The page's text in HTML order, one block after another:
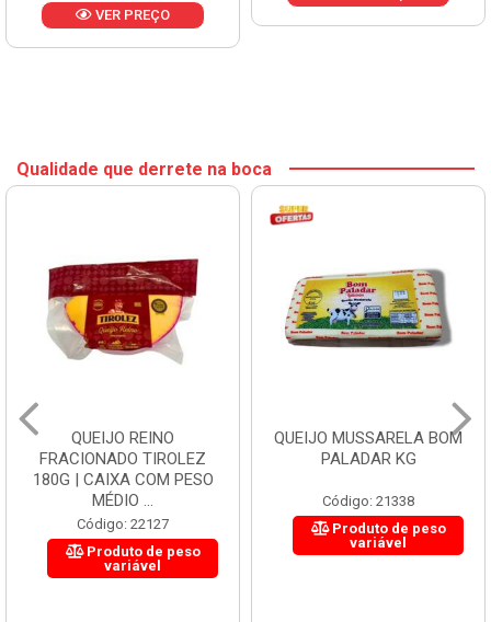
VER PREÇO
Qualidade que derrete na boca
QUEIJO REINO
FRACIONADO TIROLEZ
180G | CAIXA COM PESO
MÉDIO ...
Código: 22127
Produto de peso
variável
QUEIJO MUSSARELA BOM
PALADAR KG
Código: 21338
Produto de peso
variável